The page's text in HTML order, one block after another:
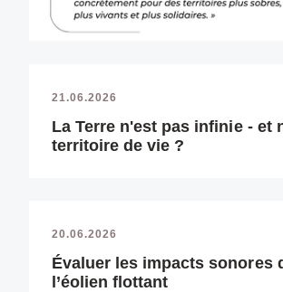
21.06.2026
La Terre n'est pas infinie - et
territoire de vie ?
20.06.2026
Évaluer les impacts sonores
l’éolien flottant